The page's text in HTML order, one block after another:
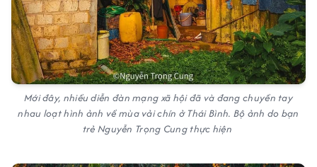
Mới đây, nhiều diễn đàn mạng xã hội đã và đang chuyền tay
nhau loạt hình ảnh về mùa vải chín ở Thái Bình. Bộ ảnh do bạn
trẻ Nguyễn Trọng Cung thực hiện